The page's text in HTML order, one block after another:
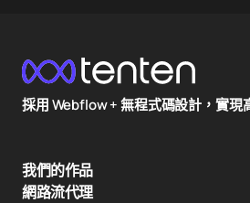
採用 Webflow + 無程式碼設計，實現
我們的作品
網路流代理